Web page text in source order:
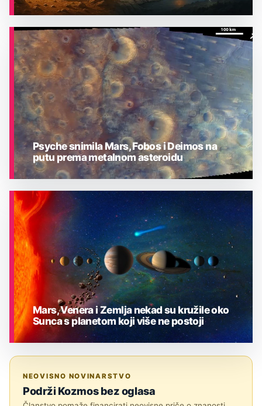
ASTRONOMIJA
ASTRONOMIJA
Psyche snimila Mars, Fobos i Deimos na
putu prema metalnom asteroidu
Mars, Venera i Zemlja nekad su kružile oko
Sunca s planetom koji više ne postoji
NEOVISNO NOVINARSTVO
Podrži Kozmos bez oglasa